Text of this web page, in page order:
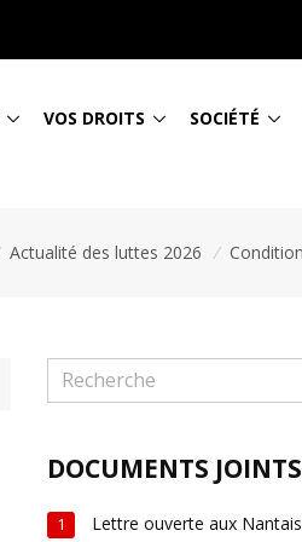
VOS DROITS SOCIÉTÉ
Actualité des luttes 2026 /
DOCUMENTS JOINTS
1 Lettre ouverte aux Nantais